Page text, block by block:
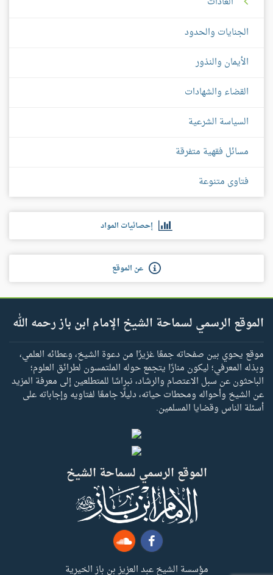
الجنايات والحدود
الأيمان والنذور
القضاء والشهادات
السياسة الشرعية
مسائل فقهية متفرقة
فتاوى متنوعة
إحصائيات المواد
عن الموقع
الموقع الرسمي لسماحة الشيخ الإمام ابن باز رحمه الله
موقع يحوي بين صفحاته جمعًا غزيرًا من دعوة الشيخ، وعطائه العلمي،
وبذله المعرفي؛ ليكون منارًا يتجمع حوله الملتمسون لطرائق العلوم؛
الباحثون عن سبل الاعتصام والرشاد، نبراسًا للمتطلعين إلى معرفة المزيد
عن الشيخ وأحواله ومحطات حياته، دليلًا جامعًا لفتاويه وإجاباته على
أسئلة الناس وقضايا المسلمين.
الموقع الرسمي لسماحة الشيخ
مؤسسة الشيخ عبد العزيز بن باز الخيرية